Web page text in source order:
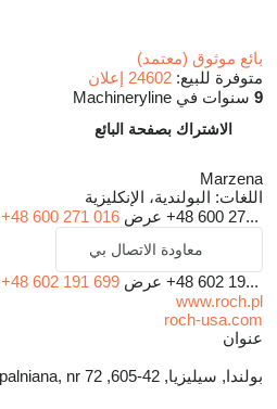
بائع موثوق (معتمد)
متوفرة للبيع: 24602 إعلان
9 سنوات في Machineryline
الاشتراك بصفحة البائع
Marzena
اللغات: البولندية، الإنكليزية
+48 600 27... عرض +48 600 271 016
معاودة الاتصال بي
+48 602 19... عرض +48 602 191 699
www.roch.pl
roch-usa.com
عنوان
بولندا, سيليزيا, 42-605, Tarnowskie Góry, ul. Kopalniana, nr 72